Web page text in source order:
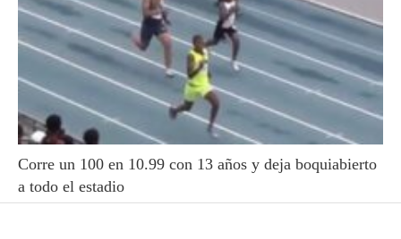
Corre un 100 en 10.99 con 13 años y deja boquiabierto
a todo el estadio